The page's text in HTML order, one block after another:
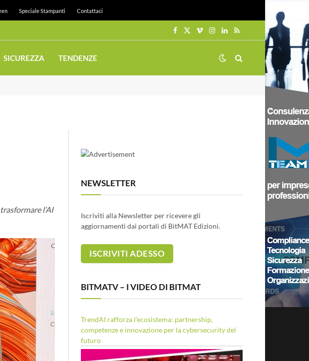
Speciale Stampanti Contattaci
Facebook
X
VimeoInstagram
LinkedIn
RSS
SICUREZZA TENDENZE
l’AI
NEWSLETTER
Iscriviti alla Newsletter per ricevere gli
aggiornamenti dai portali di BitMAT Edizioni.
BITMATV – I VIDEO DI BITMAT
TrendAI rafforza l’ecosistema: partnership,
competenze e innovazione per la cybersecurity del
futuro